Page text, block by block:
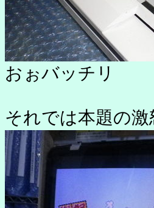
おぉバッチリ
それでは本題の